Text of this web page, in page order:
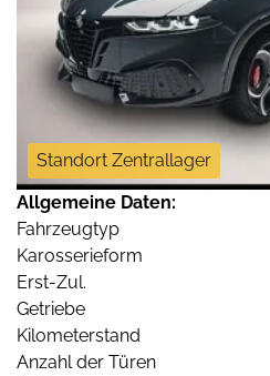
Standort Zentrallager
Allgemeine Daten:
Fahrzeugtyp
Karosserieform
Erst-Zul.
Getriebe
Kilometerstand
Anzahl der Türen